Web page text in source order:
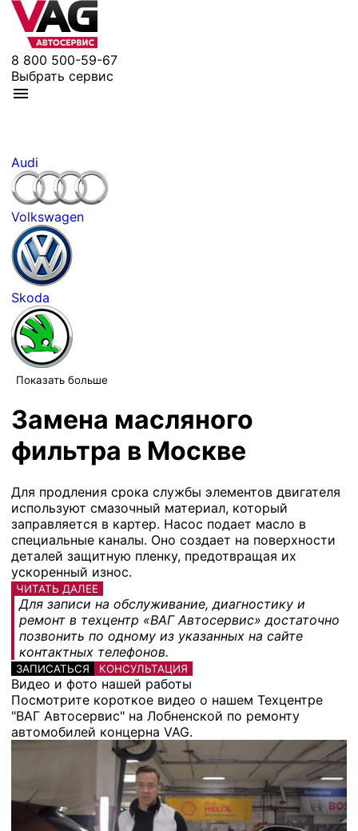
8 800 500-59-67
Выбрать сервис
Audi
Volkswagen
Skoda
Показать больше
Замена масляного
фильтра в Москве
Для продления срока службы элементов двигателя
используют смазочный материал, который
заправляется в картер. Насос подает масло в
специальные каналы. Оно создает на поверхности
деталей защитную пленку, предотвращая их
ускоренный износ.
ЧИТАТЬ ДАЛЕЕ
Для записи на обслуживание, диагностику и
ремонт в техцентр «ВАГ Автосервис» достаточно
позвонить по одному из указанных на сайте
контактных телефонов.
ЗАПИСАТЬСЯ КОНСУЛЬТАЦИЯ
Видео и фото нашей работы
Посмотрите короткое видео о нашем Техцентре
"ВАГ Автосервис" на Лобненской по ремонту
автомобилей концерна VAG.